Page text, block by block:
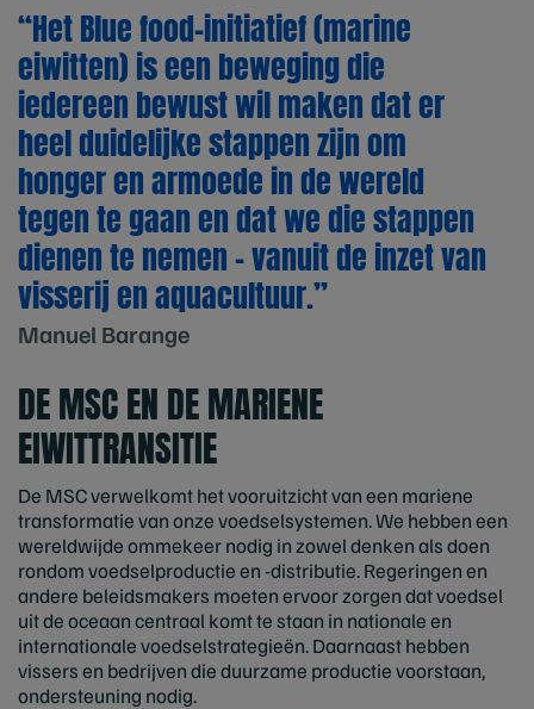
“Het Blue food-initiatief (marine
eiwitten) is een beweging die
iedereen bewust wil maken dat er
heel duidelijke stappen zijn om
honger en armoede in de wereld
tegen te gaan en dat we die stappen
dienen te nemen - vanuit de inzet van
visserij en aquacultuur.”
Manuel Barange
DE MSC EN DE MARIENE
EIWITTRANSITIE
De MSC verwelkomt het vooruitzicht van een mariene
transformatie van onze voedselsystemen. We hebben een
wereldwijde ommekeer nodig in zowel denken als doen
rondom voedselproductie en -distributie. Regeringen en
andere beleidsmakers moeten ervoor zorgen dat voedsel
uit de oceaan centraal komt te staan in nationale en
internationale voedselstrategieën. Daarnaast hebben
vissers en bedrijven die duurzame productie voorstaan,
ondersteuning nodig.